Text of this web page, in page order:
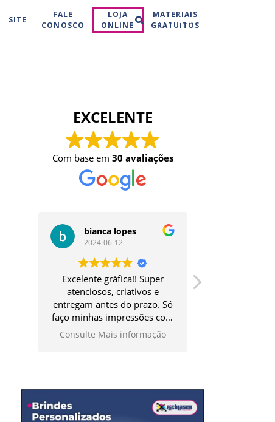
SITE
FALE
CONOSCO
LOJA
ONLINE
MATERIAIS
GRATUITOS
Buscar
EXCELENTE
Com base em 30 avaliações
bianca lopes
2024-06-12
Excelente gráfica!! Super
atenciosos, criativos e
entregam antes do prazo. Só
faço minhas impressões com
eles!
Consulte Mais informação